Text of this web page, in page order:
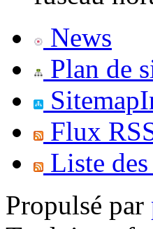
News
Plan de
Flux
Liste
Propulsé par